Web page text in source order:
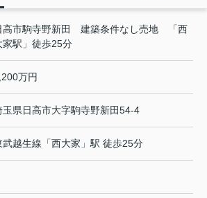
高市駒寺野新田 建築条件なし売地 「西
家駅」徒歩25分
万円
玉県日高市大字駒寺野新田54-4
武越生線 「西大家 」駅 徒歩25分